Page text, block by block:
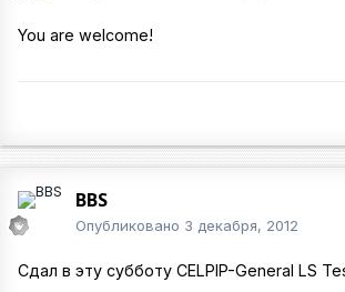
You are welcome!
BBS
Опубликовано 3 декабря, 2012
Сдал в эту субботу CELPIP-General LS